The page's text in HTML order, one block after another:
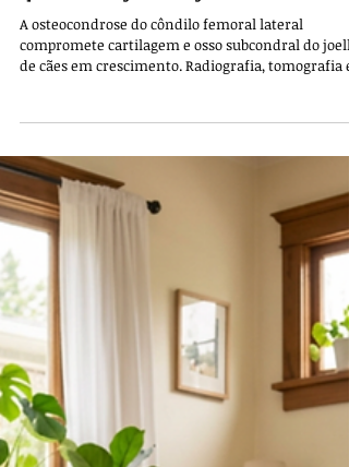
A osteocondrose do côndilo femoral lateral
compromete cartilagem e osso subcondral do
de cães em crescimento. Radiografia, tomografia e
desbridamento e reconstrução osteocondral.